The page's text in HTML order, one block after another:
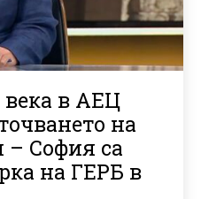
века в АЕЦ
на
София са
на ГЕРБ в